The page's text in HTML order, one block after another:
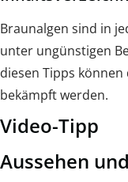
Braunalgen sind in
unter ungünstigen
diesen Tipps
bekämpft werden.
Video-Tipp
Aussehen